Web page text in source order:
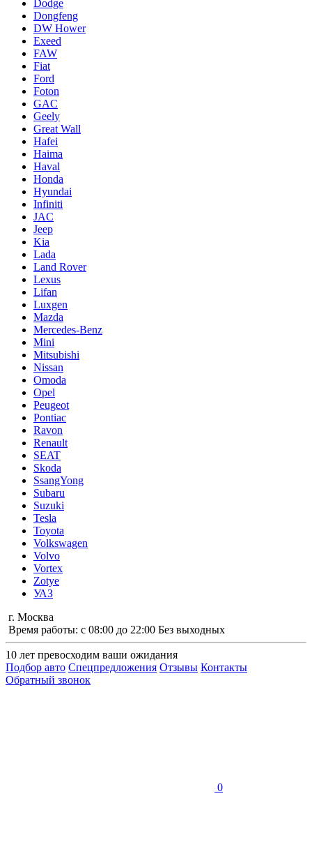
Dodge
Dongfeng
DW Hower
Exeed
FAW
Fiat
Ford
Foton
GAC
Geely
Great Wall
Hafei
Haima
Haval
Honda
Hyundai
Infiniti
JAC
Jeep
Kia
Lada
Land Rover
Lexus
Lifan
Luxgen
Mazda
Mercedes-Benz
Mini
Mitsubishi
Nissan
Omoda
Opel
Peugeot
Pontiac
Ravon
Renault
SEAT
Skoda
SsangYong
Subaru
Suzuki
Tesla
Toyota
Volkswagen
Volvo
Vortex
Zotye
УАЗ
г. Москва
Время работы: с 08:00 до 22:00 Без выходных
10 лет превосходим ваши ожидания
Подбор авто Спецпредложения Отзывы Контакты
Обратный звонок
0